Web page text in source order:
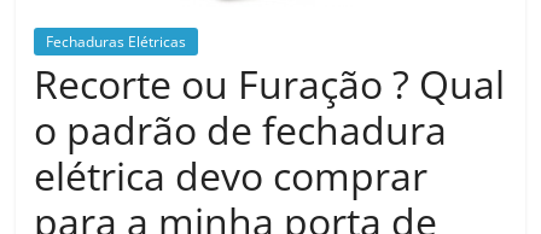
Fechaduras Elétricas
Recorte ou Furação ? Qual
o padrão de fechadura
elétrica devo comprar
para a minha porta de